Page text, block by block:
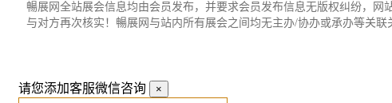
暢展网全站展会信息均由会员发布，并要求会员发布信息无版权纠纷，
与对方再次核实！暢展网与站内所有展会之间均无主办/协办或承办等关
请您添加客服微信咨询 ×